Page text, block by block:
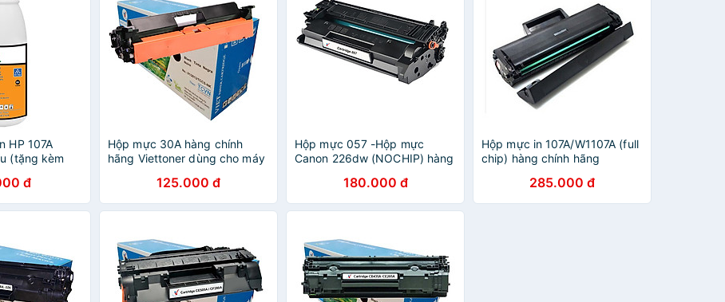
HP 107A
(tặng kèm
107w, 135a,
Cartridge
đ
Hộp mực 30A hàng chính
hãng Viettoner dùng cho máy
LaserJet M203dn, M203dw,
M227sdn, M227fdn, M227fdw,
Canon LBP 161dn, 162dw,
MF264dw, MF269dw-
Cartridge CF230A mới 100%
[Fullbox]
125.000 đ
Hộp mực 057 -Hộp mực
Canon 226dw (NOCHIP) hàng
cho máy in Canon LBP 226dw,
223dw, 236dw, 228dw, 228x,
mf445dw, mf449x, mf455dw,
Cartridge 057 - 76A mới 100%
[Fullbox]
180.000 đ
Hộp mực in 107A/W1107A (full
chip) hàng chính hãng
LaserJet 107a, 107w, 135a,
135w, 137a, 137w - Cartridge
285.000 đ